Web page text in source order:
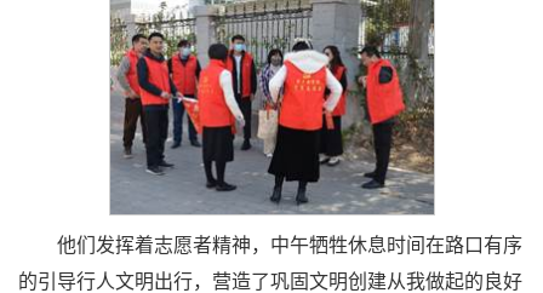
他们发挥着志愿者精神，中午牺牲休息时间在路口有序
的引导行人文明出行，营造了巩固文明创建从我做起的良好